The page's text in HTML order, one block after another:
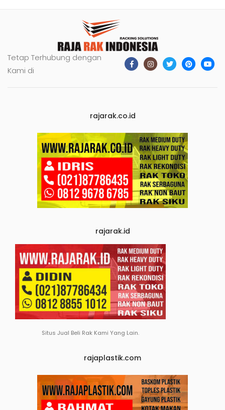
Tetap Terhubung dengan
Kami di
rajarak.co.id
rajarak.id
Situs Jual Beli Rak Kami Yang Lain.
rajaplastik.com